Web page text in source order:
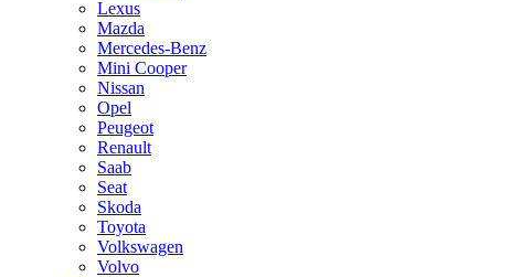
Lexus
Mazda
Mercedes-Benz
Mini Cooper
Nissan
Opel
Peugeot
Renault
Saab
Seat
Skoda
Toyota
Volkswagen
Volvo